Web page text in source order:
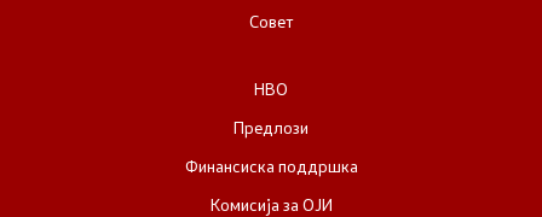
Совет
НВО
Предлози
Финансиска поддршка
Комисија за ОЈИ